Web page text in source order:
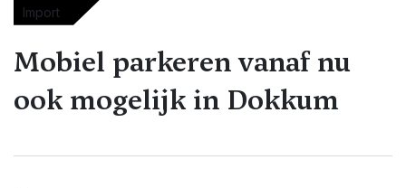
Import
Mobiel parkeren vanaf nu
ook mogelijk in Dokkum